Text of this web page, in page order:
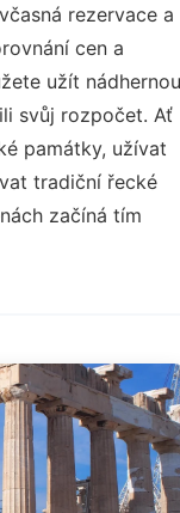
rezervace a
cen a
užít nádhernou
svůj rozpočet. Ať
památky, užívat
tradiční řecké
začíná tím